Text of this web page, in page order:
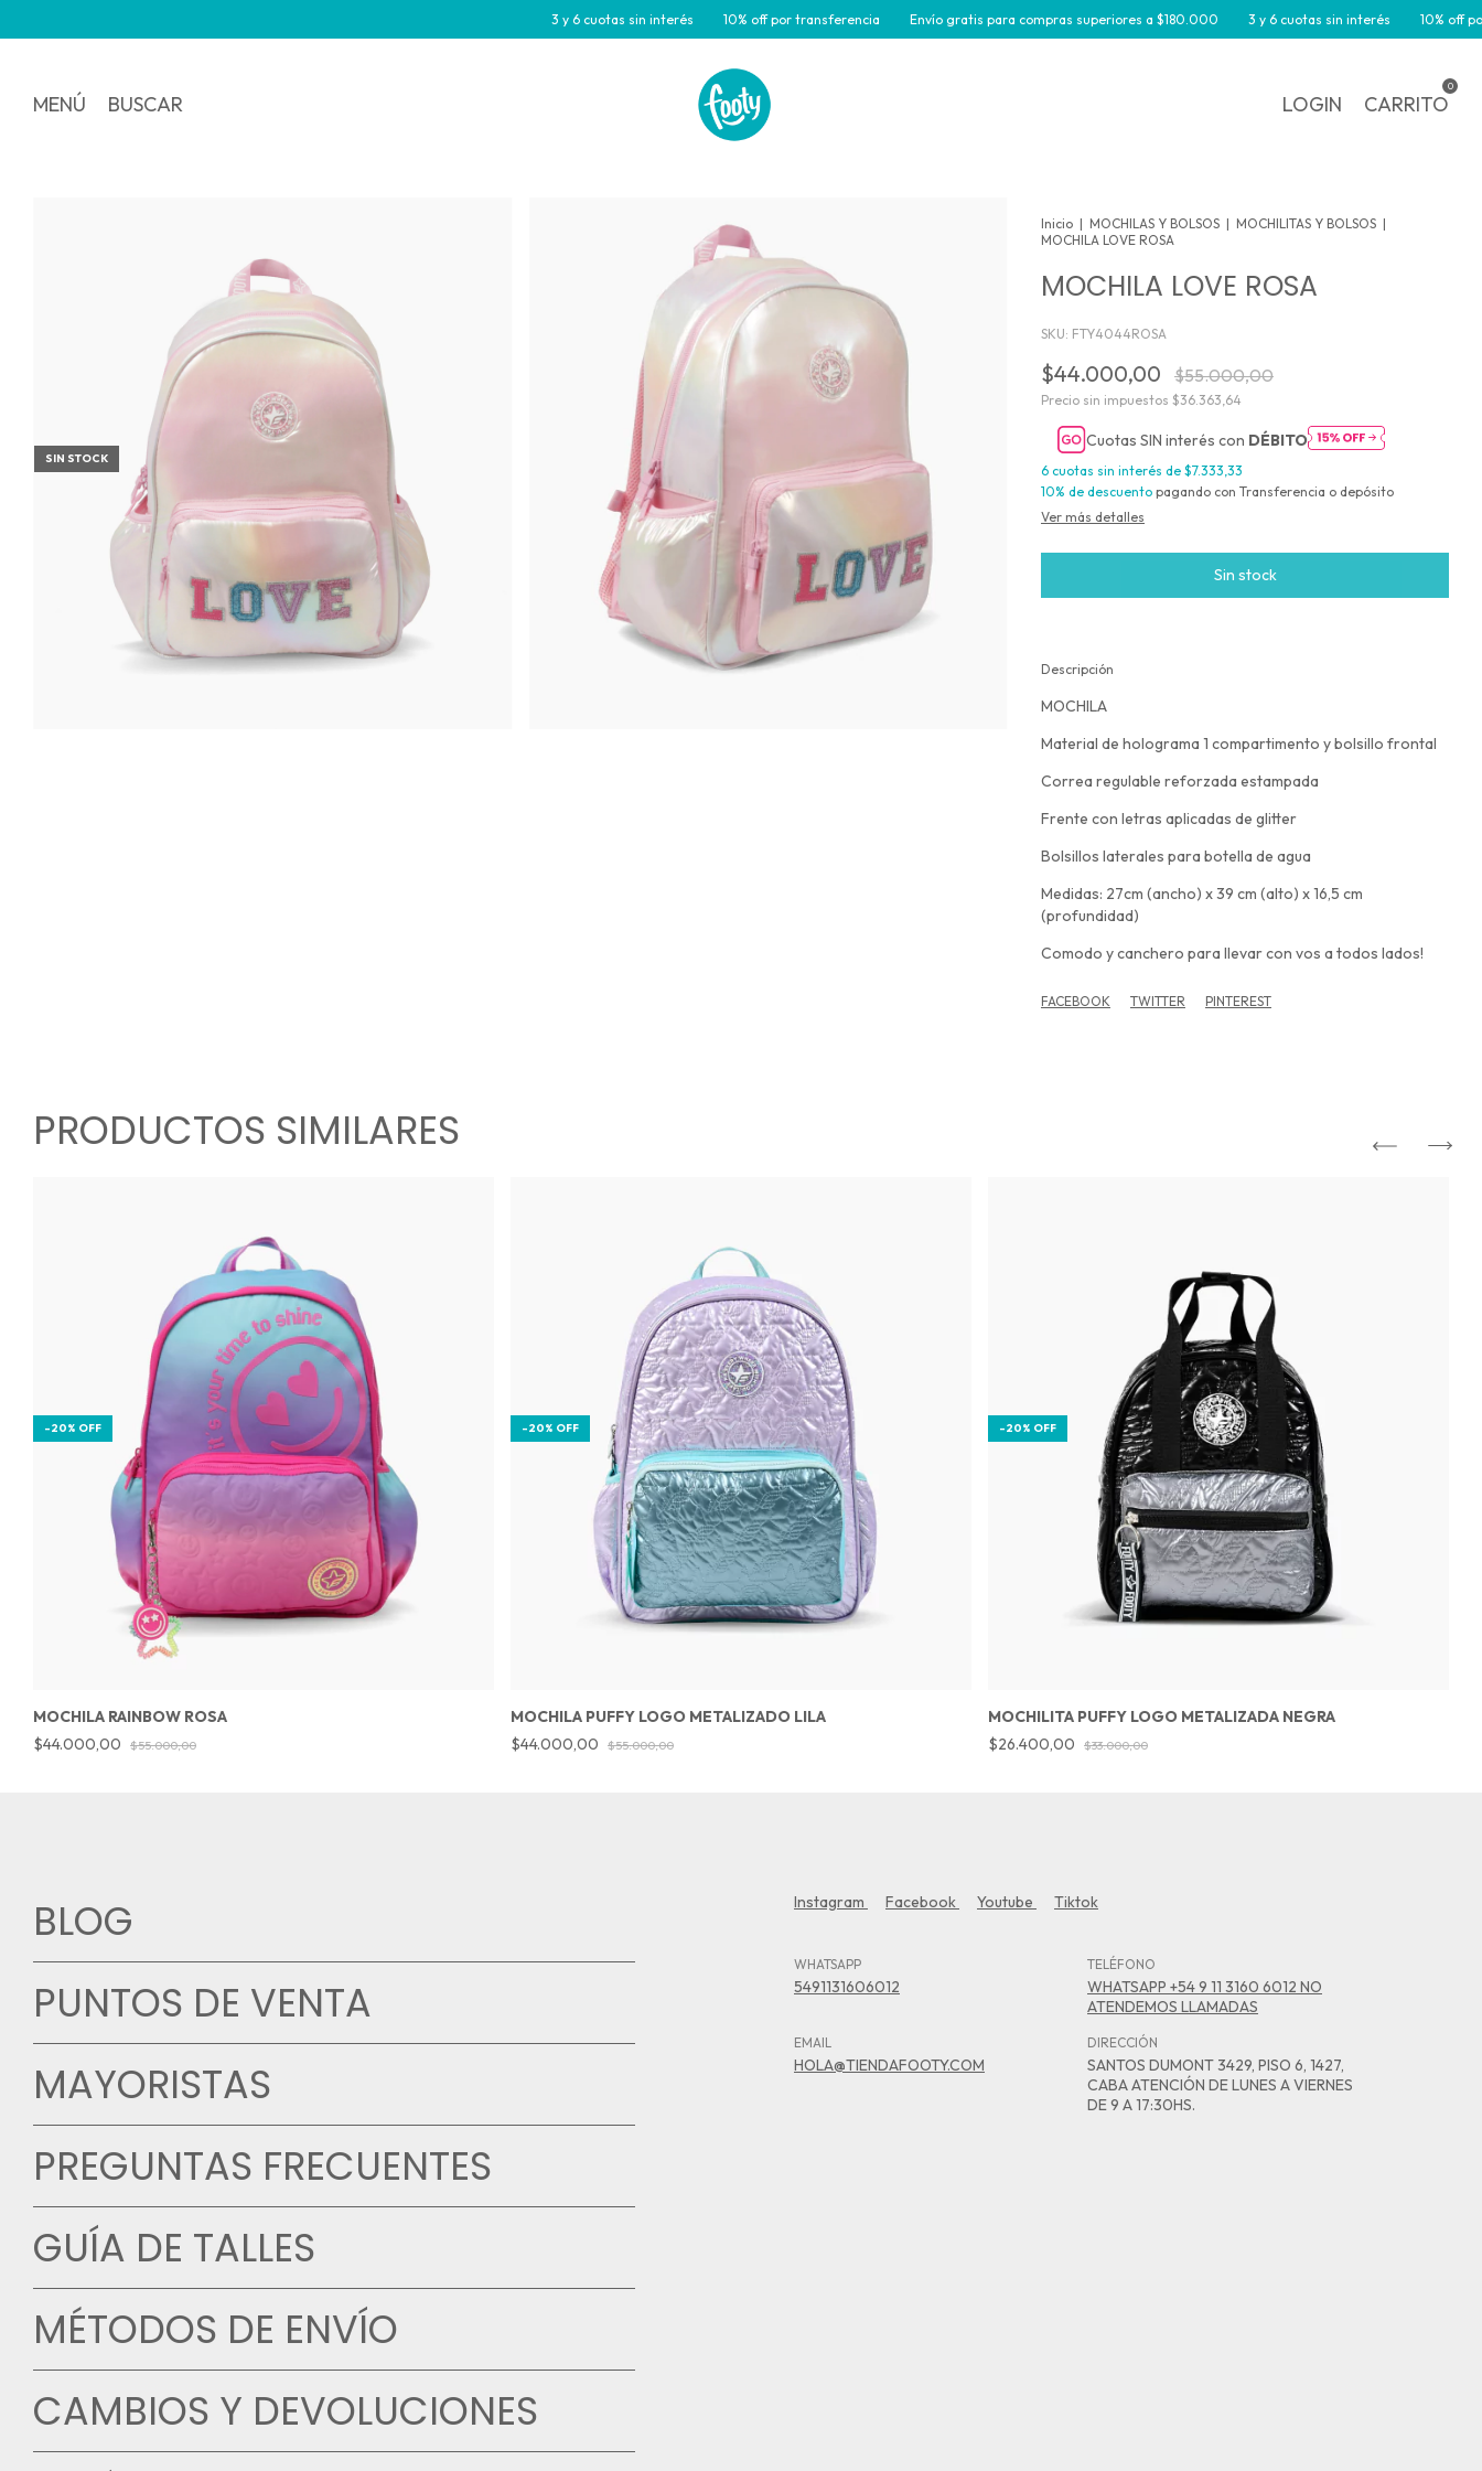
3 y 6 cuotas sin interés 10% off por transferencia Envío gratis para compras superiores a $180.000 3 y 6 cuotas sin interés 10% off por
MENÚ BUSCAR LOGIN CARRITO
0
SIN STOCK
Inicio | MOCHILAS Y BOLSOS | MOCHILITAS Y BOLSOS |
MOCHILA LOVE ROSA
MOCHILA LOVE ROSA
SKU: FTY4044ROSA
$44.000,00 $55.000,00
Precio sin impuestos $36.363,64
Cuotas SIN interés con DÉBITO
6 cuotas sin interés de $7.333,33
10% de descuento pagando con Transferencia o depósito
Ver más detalles
Descripción
MOCHILA
Material de holograma 1 compartimento y bolsillo frontal
Correa regulable reforzada estampada
Frente con letras aplicadas de glitter
Bolsillos laterales para botella de agua
Medidas: 27cm (ancho) x 39 cm (alto) x 16,5 cm
(profundidad)
Comodo y canchero para llevar con vos a todos lados!
FACEBOOK TWITTER PINTEREST
PRODUCTOS SIMILARES
-20% OFF
MOCHILA RAINBOW ROSA
$44.000,00
$55.000,00
-20% OFF
MOCHILA PUFFY LOGO METALIZADO LILA
$44.000,00
$55.000,00
-20% OFF
MOCHILITA PUFFY LOGO METALIZADA NEGRA
$26.400,00
$33.000,00
BLOG
PUNTOS DE VENTA
MAYORISTAS
PREGUNTAS FRECUENTES
GUÍA DE TALLES
MÉTODOS DE ENVÍO
CAMBIOS Y DEVOLUCIONES
Instagram Facebook Youtube Tiktok
WHATSAPP
5491131606012
TELÉFONO
WHATSAPP +54 9 11 3160 6012 NO
ATENDEMOS LLAMADAS
EMAIL
HOLA@TIENDAFOOTY.COM
DIRECCIÓN
SANTOS DUMONT 3429, PISO 6, 1427,
CABA ATENCIÓN DE LUNES A VIERNES
DE 9 A 17:30HS.